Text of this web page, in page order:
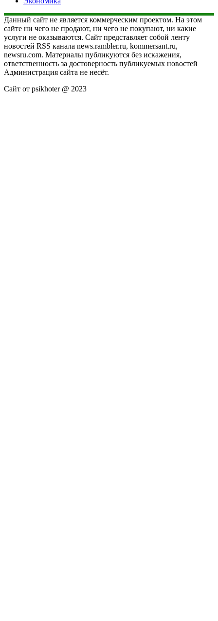
Данный сайт не является коммерческим проектом. На этом
сайте ни чего не продают, ни чего не покупают, ни какие
услуги не оказываются. Сайт представляет собой ленту
новостей RSS канала news.rambler.ru, kommersant.ru,
newsru.com. Материалы публикуются без искажения,
ответственность за достоверность публикуемых новостей
Администрация сайта не несёт.
Сайт от psikhoter @ 2023